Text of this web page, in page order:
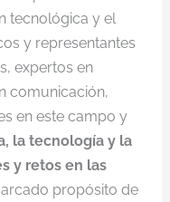
tecnológica y el
y representantes
expertos en
comunicación,
en este campo y
la tecnología y la
y retos en las
propósito de